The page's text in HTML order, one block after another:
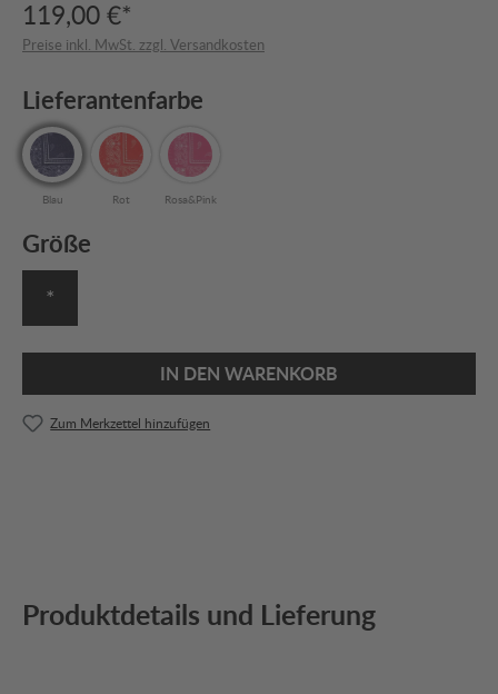
119,00 €*
Preise inkl. MwSt. zzgl. Versandkosten
Lieferantenfarbe
Blau Rot Rosa&Pink
Größe
*
IN DEN WARENKORB
Zum Merkzettel hinzufügen
Produktdetails und Lieferung